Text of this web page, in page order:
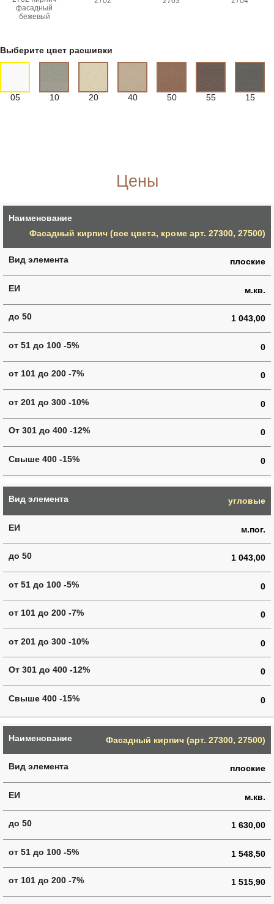
фасадный
бежевый
Выберите цвет расшивки
05 10 20 40 50 55 15
Цены
Фасадный кирпич (все цвета, кроме арт. 27300, 27500)
плоские
м.кв.
1 043,00
0
0
0
0
0
угловые
м.пог.
1 043,00
0
0
0
0
0
Фасадный кирпич (арт. 27300, 27500)
плоские
м.кв.
1 630,00
1 548,50
1 515,90